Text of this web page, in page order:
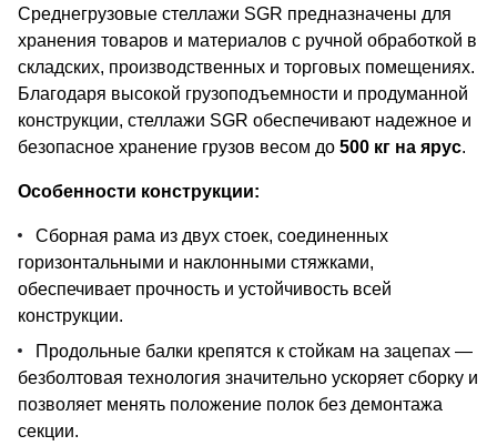
Среднегрузовые стеллажи SGR предназначены для
хранения товаров и материалов с ручной обработкой в
складских, производственных и торговых помещениях.
Благодаря высокой грузоподъемности и продуманной
конструкции, стеллажи SGR обеспечивают надежное и
безопасное хранение грузов весом до 500 кг на ярус.
Особенности конструкции:
Сборная рама из двух стоек, соединенных
горизонтальными и наклонными стяжками,
обеспечивает прочность и устойчивость всей
конструкции.
Продольные балки крепятся к стойкам на зацепах —
безболтовая технология значительно ускоряет сборку и
позволяет менять положение полок без демонтажа
секции.